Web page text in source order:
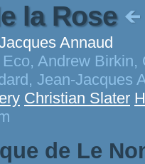
la Rose
Annaud
Andrew
Jean-Jacques
Christian Slater
de Le